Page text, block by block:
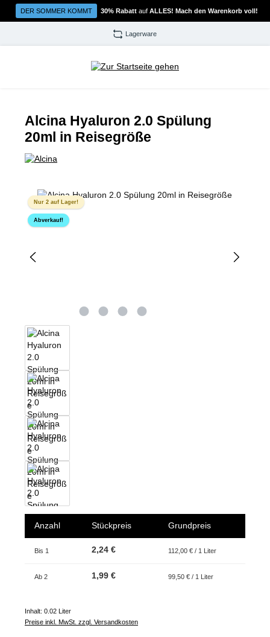
Zum Hauptinhalt springen
DER SOMMER KOMMT 30% Rabatt auf ALLES! Mach den Warenkorb voll!
Lagerware
Alcina Hyaluron 2.0 Spülung
20ml in Reisegröße
Bildergalerie überspringen
Nur 2 auf Lager!
Abverkauf!
Anzahl Stückpreis Grundpreis
Bis 1 2,24 € 112,00 € / 1 Liter
Ab 2 1,99 € 99,50 € / 1 Liter
Inhalt: 0.02 Liter
Preise inkl. MwSt. zzgl. Versandkosten